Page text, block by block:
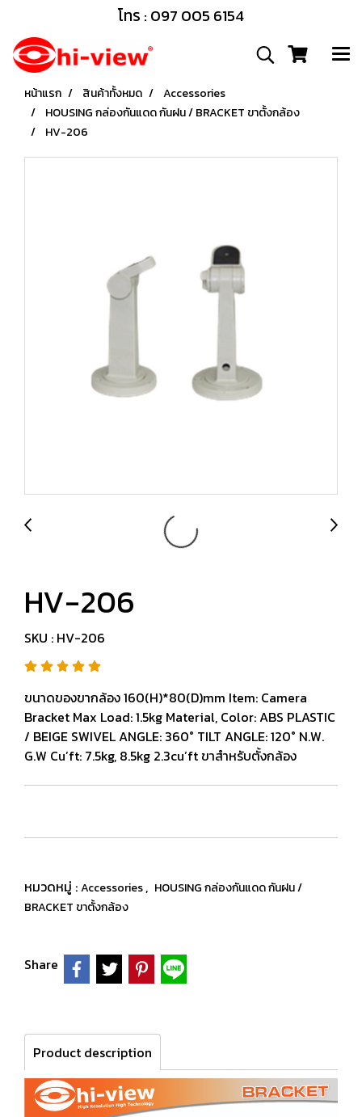
โทร : 097 005 6154
หน้าแรก สินค้าทั้งหมด
Accessories
HOUSING กล่องกันแดด กันฝน / BRACKET ขาตั้งกล้อง
HV-206
HV-206
SKU : HV-206
ขนาดของขากล้อง 160(H)*80(D)mm Item: Camera
Bracket Max Load: 1.5kg Material, Color: ABS PLASTIC
/ BEIGE SWIVEL ANGLE: 360° TILT ANGLE: 120° N.W.
G.W Cu’ft: 7.5kg, 8.5kg 2.3cu’ft ขาสำหรับตั้งกล้อง
หมวดหมู่ :Accessories, HOUSING กล่องกันแดด กันฝน /
BRACKET ขาตั้งกล้อง
Share
Product description